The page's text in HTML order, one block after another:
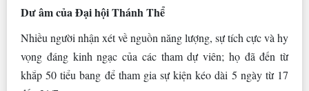
Dư âm của Đại hội Thánh Thể
Nhiều người nhận xét về nguồn năng lượng, sự tích cực và hy
vọng đáng kinh ngạc của các tham dự viên; họ đã đến từ
khắp 50 tiểu bang để tham gia sự kiện kéo dài 5 ngày từ 17